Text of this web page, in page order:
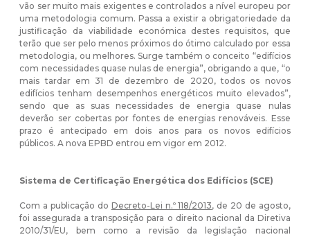
vão ser muito mais exigentes e controlados a nível europeu por
uma metodologia comum. Passa a existir a obrigatoriedade da
justificação da viabilidade económica destes requisitos, que
terão que ser pelo menos próximos do ótimo calculado por essa
metodologia, ou melhores. Surge também o conceito “edifícios
com necessidades quase nulas de energia”, obrigando a que, “o
mais tardar em 31 de dezembro de 2020, todos os novos
edifícios tenham desempenhos energéticos muito elevados”,
sendo que as suas necessidades de energia quase nulas
deverão ser cobertas por fontes de energias renováveis. Esse
prazo é antecipado em dois anos para os novos edifícios
públicos. A nova EPBD entrou em vigor em 2012.
Sistema de Certificação Energética dos Edifícios (SCE)
Com a publicação do Decreto-Lei n.º 118/2013, de 20 de agosto,
foi assegurada a transposição para o direito nacional da Diretiva
2010/31/EU, bem como a revisão da legislação nacional